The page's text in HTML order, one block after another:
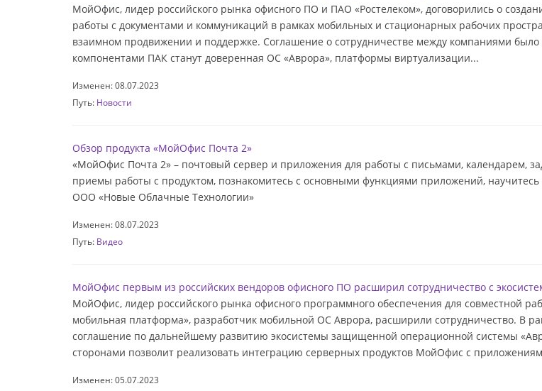
МойОфис, лидер российского рынка офисного ПО и ПАО «Ростелеком», договорились о
работы с документами и коммуникаций в рамках мобильных и стационарных рабочих
взаимном продвижении и поддержке. Соглашение о сотрудничестве между компаниями
компонентами ПАК станут доверенная ОС «Аврора», платформы виртуализации...
Изменен: 08.07.2023
Путь: Новости
Обзор продукта «МойОфис Почта 2»
«МойОфис Почта 2» – почтовый сервер и приложения для работы с письмами, календарем,
приемы работы с продуктом, познакомитесь с основными функциями приложений,
ООО «Новые Облачные Технологии»
Изменен: 08.07.2023
Путь: Видео
МойОфис первым из российских вендоров офисного ПО расширил сотрудничество с
МойОфис, лидер российского рынка офисного программного обеспечения для совместной
мобильная платформа», разработчик мобильной ОС Аврора, расширили сотрудничество. В
соглашение по дальнейшему развитию экосистемы защищенной операционной системы
сторонами позволит реализовать интеграцию серверных продуктов МойОфис с
Изменен: 05.07.2023